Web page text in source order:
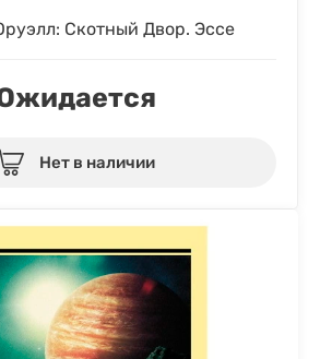
Скотный Двор. Эссе
Нет в наличии